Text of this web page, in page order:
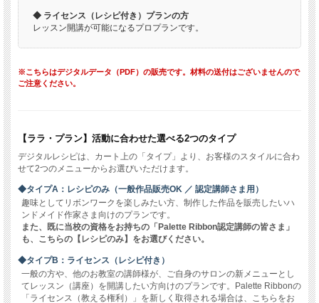
◆ ライセンス（レシピ付き）プランの方
レッスン開講が可能になるプロプランです。
※こちらはデジタルデータ（PDF）の販売です。材料の送付はございませんので
ご注意ください。
【ララ・プラン】活動に合わせた選べる2つのタイプ
デジタルレシピは、カート上の「タイプ」より、お客様のスタイルに合わ
せて2つのメニューからお選びいただけます。
◆タイプA：レシピのみ（一般作品販売OK ／ 認定講師さま用）
趣味としてリボンワークを楽しみたい方、制作した作品を販売したいハ
ンドメイド作家さま向けのプランです。
また、既に当校の資格をお持ちの「Palette Ribbon認定講師の皆さま」
も、こちらの【レシピのみ】をお選びください。
◆タイプB：ライセンス（レシピ付き）
一般の方や、他のお教室の講師様が、ご自身のサロンの新メニューとし
てレッスン（講座）を開講したい方向けのプランです。Palette Ribbonの
「ライセンス（教える権利）」を新しく取得される場合は、こちらをお